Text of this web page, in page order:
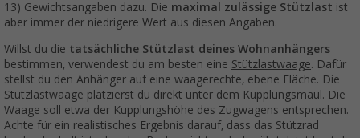
13) Gewichtsangaben dazu. Die maximal zulässige Stützlast ist
aber immer der niedrigere Wert aus diesen Angaben.
Willst du die tatsächliche Stützlast deines Wohnanhängers
bestimmen, verwendest du am besten eine Stützlastwaage. Dafür
stellst du den Anhänger auf eine waagerechte, ebene Fläche. Die
Stützlastwaage platzierst du direkt unter dem Kupplungsmaul. Die
Waage soll etwa der Kupplungshöhe des Zugwagens entsprechen.
Achte für ein realistisches Ergebnis darauf, dass das Stützrad